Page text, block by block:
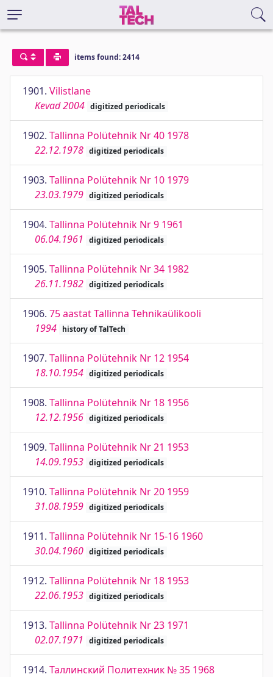
items found: 2414
1901. Vilistlane
Kevad 2004 digitized periodicals
1902. Tallinna Polütehnik Nr 40 1978
22.12.1978 digitized periodicals
1903. Tallinna Polütehnik Nr 10 1979
23.03.1979 digitized periodicals
1904. Tallinna Polütehnik Nr 9 1961
06.04.1961
digitized periodicals
1905. Tallinna Polütehnik Nr 34 1982
26.11.1982 digitized periodicals
1906. 75 aastat Tallinna Tehnikaülikooli
1994 history of TalTech
1907. Tallinna Polütehnik Nr 12 1954
18.10.1954 digitized periodicals
1908. Tallinna Polütehnik Nr 18 1956
12.12.1956 digitized periodicals
1909. Tallinna Polütehnik Nr 21 1953
14.09.1953 digitized periodicals
1910. Tallinna Polütehnik Nr 20 1959
31.08.1959 digitized periodicals
1911. Tallinna Polütehnik Nr 15-16 1960
30.04.1960 digitized periodicals
1912. Tallinna Polütehnik Nr 18 1953
22.06.1953 digitized periodicals
1913. Tallinna Polütehnik Nr 23 1971
02.07.1971
digitized periodicals
1914. Таллинский Политехник № 35 1968